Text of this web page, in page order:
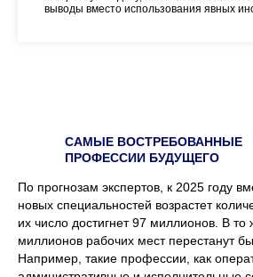
выводы вместо использования явных
САМЫЕ ВОСТРЕБОВАННЫЕ
ПРОФЕССИИ БУДУЩЕГО
По прогнозам экспертов, к 2025 году
новых специальностей возрастет
их число достигнет 97 миллионов. В
миллионов рабочих мест перестанут
Например, такие профессии, как